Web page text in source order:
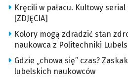
Kręcili w pałacu. Kultowy
[ZDJĘCIA]
Kolory mogą zdradzić stan
naukowca z Politechniki
Gdzie „chowa się” czas?
lubelskich naukowców